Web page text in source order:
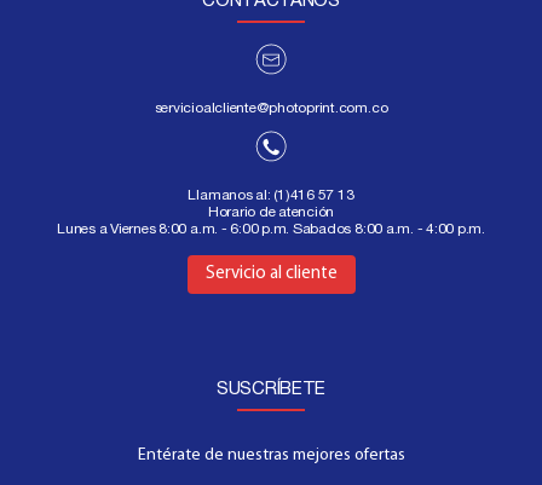
servicioalcliente@photoprint.com.co
Llamanos al: (1)416 57 13
Horario de atención
Lunes a Viernes 8:00 a.m. - 6:00 p.m. Sabados 8:00 a.m. - 4:00 p.m.
Servicio al cliente
Aquí
SUSCRÍBETE
Entérate de nuestras mejores ofertas